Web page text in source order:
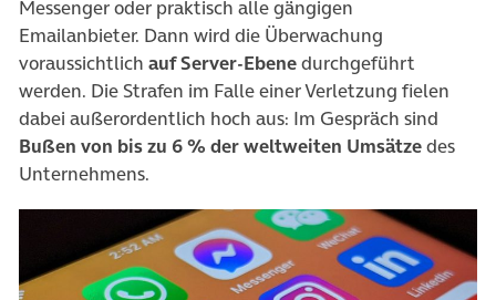
Messenger oder praktisch alle gängigen
Emailanbieter. Dann wird die Überwachung
voraussichtlich auf Server-Ebenedurchgeführt
werden. Die Strafen im Falle einer Verletzung fielen
dabei außerordentlich hoch aus: Im Gespräch sind
Bußen von bis zu 6 % der weltweiten Umsätzedes
Unternehmens.